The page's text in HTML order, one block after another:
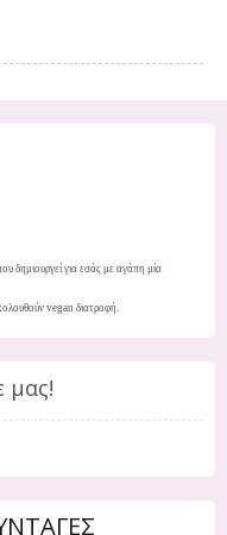
δημιουργεί για εσάς με αγάπη μία
vegan διατροφή.
μας!